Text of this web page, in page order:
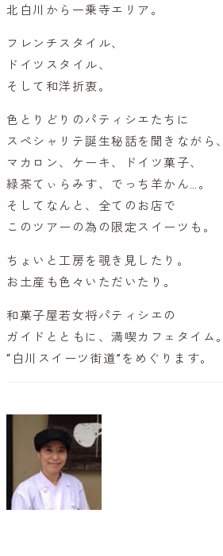
北白川から一乗寺エリア。
フレンチスタイル、
ドイツスタイル、
そして和洋折衷。
色とりどりのパティシエたちに
スペシャリテ誕生秘話を聞きながら、
マカロン、ケーキ、ドイツ菓子、
緑茶てぃらみす、でっち羊かん…。
そしてなんと、全てのお店で
このツアーの為の限定スイーツも。
ちょいと工房を覗き見したり。
お土産も色々いただいたり。
和菓子屋若女将パティシエの
ガイドとともに、満喫カフェタイム。
“白川スイーツ街道”をめぐります。